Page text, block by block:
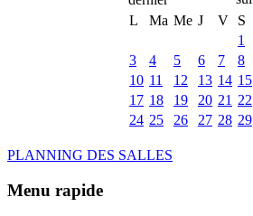
L
Ma Me J V S
1
3
4 5 6 7 8
10 11 12 13 14 15
17 18 19 20 21 22
24 25 26 27 28 29
PLANNING DES SALLES
Menu rapide